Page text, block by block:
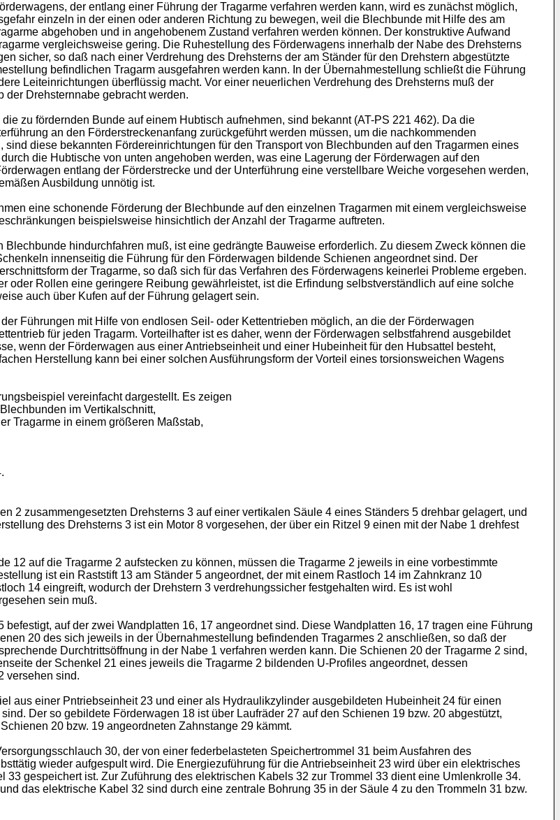
der entlang einer Führung der Tragarme verfahren werden kann, wird es zunächst möglich,
einzeln in der einen oder anderen Richtung zu bewegen, weil die Blechbunde mit Hilfe des am
abgehoben und in angehobenem Zustand verfahren werden können. Der konstruktive Aufwand
vergleichsweise gering. Die Ruhestellung des Förderwagens innerhalb der Nabe des Drehsterns
sicher, so daß nach einer Verdrehung des Drehsterns der am Ständer für den Drehstern abgestützte
befindlichen Tragarm ausgefahren werden kann. In der Übernahmestellung schließt die Führung
Leiteinrichtungen überflüssig macht. Vor einer neuerlichen Verdrehung des Drehsterns muß der
Drehsternnabe gebracht werden.
zu fördernden Bunde auf einem Hubtisch aufnehmen, sind bekannt (AT-PS 221 462). Da die
an den Förderstreckenanfang zurückgeführt werden müssen, um die nachkommenden
diese bekannten Fördereinrichtungen für den Transport von Blechbunden auf den Tragarmen eines
die Hubtische von unten angehoben werden, was eine Lagerung der Förderwagen auf den
entlang der Förderstrecke und der Unterführung eine verstellbare Weiche vorgesehen werden,
Ausbildung unnötig ist.
eine schonende Förderung der Blechbunde auf den einzelnen Tragarmen mit einem vergleichsweise
beispielsweise hinsichtlich der Anzahl der Tragarme auftreten.
hindurchfahren muß, ist eine gedrängte Bauweise erforderlich. Zu diesem Zweck können die
innenseitig die Führung für den Förderwagen bildende Schienen angeordnet sind. Der
der Tragarme, so daß sich für das Verfahren des Förderwagens keinerlei Probleme ergeben.
oder Rollen eine geringere Reibung gewährleistet, ist die Erfindung selbstverständlich auf eine solche
auch über Kufen auf der Führung gelagert sein.
Führungen mit Hilfe von endlosen Seil- oder Kettentrieben möglich, an die der Förderwagen
für jeden Tragarm. Vorteilhafter ist es daher, wenn der Förderwagen selbstfahrend ausgebildet
wenn der Förderwagen aus einer Antriebseinheit und einer Hubeinheit für den Hubsattel besteht,
Herstellung kann bei einer solchen Ausführungsform der Vorteil eines torsionsweichen Wagens
vereinfacht dargestellt. Es zeigen
im Vertikalschnitt,
Tragarme in einem größeren Maßstab,
2 zusammengesetzten Drehsterns 3 auf einer vertikalen Säule 4 eines Ständers 5 drehbar gelagert, und
des Drehsterns 3 ist ein Motor 8 vorgesehen, der über ein Ritzel 9 einen mit der Nabe 1 drehfest
12 auf die Tragarme 2 aufstecken zu können, müssen die Tragarme 2 jeweils in eine vorbestimmte
ist ein Raststift 13 am Ständer 5 angeordnet, der mit einem Rastloch 14 im Zahnkranz 10
14 eingreift, wodurch der Drehstern 3 verdrehungssicher festgehalten wird. Es ist wohl
sein muß.
auf der zwei Wandplatten 16, 17 angeordnet sind. Diese Wandplatten 16, 17 tragen eine Führung
20 des sich jeweils in der Übernahmestellung befindenden Tragarmes 2 anschließen, so daß der
Durchtrittsöffnung in der Nabe 1 verfahren werden kann. Die Schienen 20 der Tragarme 2 sind,
der Schenkel 21 eines jeweils die Tragarme 2 bildenden U-Profiles angeordnet, dessen
versehen sind.
aus einer Pntriebseinheit 23 und einer als Hydraulikzylinder ausgebildeten Hubeinheit 24 für einen
Der so gebildete Förderwagen 18 ist über Laufräder 27 auf den Schienen 19 bzw. 20 abgestützt,
20 bzw. 19 angeordneten Zahnstange 29 kämmt.
30, der von einer federbelasteten Speichertrommel 31 beim Ausfahren des
wieder aufgespult wird. Die Energiezuführung für die Antriebseinheit 23 wird über ein elektrisches
gespeichert ist. Zur Zuführung des elektrischen Kabels 32 zur Trommel 33 dient eine Umlenkrolle 34.
das elektrische Kabel 32 sind durch eine zentrale Bohrung 35 in der Säule 4 zu den Trommeln 31 bzw.